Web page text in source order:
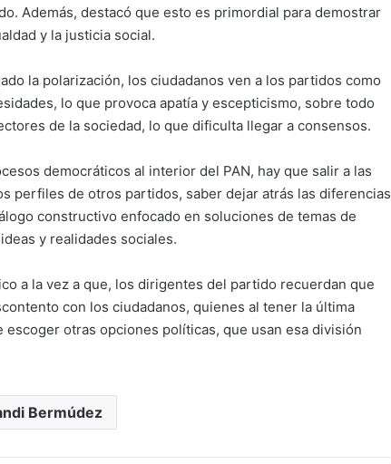
Además, destacó que esto es primordial para demostrar
y la justicia social.
la polarización, los ciudadanos ven a los partidos como
lo que provoca apatía y escepticismo, sobre todo
de la sociedad, lo que dificulta llegar a consensos.
democráticos al interior del PAN, hay que salir a las
perfiles de otros partidos, saber dejar atrás las diferencias
constructivo enfocado en soluciones de temas de
y realidades sociales.
a la vez a que, los dirigentes del partido recuerdan que
con los ciudadanos, quienes al tener la última
otras opciones políticas, que usan esa división
Bermúdez